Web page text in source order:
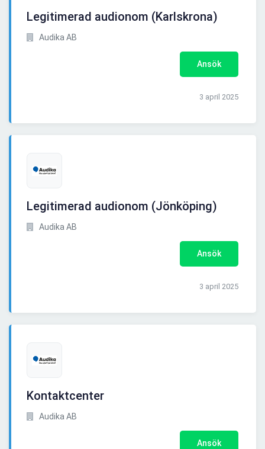
Legitimerad audionom (Karlskrona)
Audika AB
Ansök
3 april 2025
Legitimerad audionom (Jönköping)
Audika AB
Ansök
3 april 2025
Kontaktcenter
Audika AB
Ansök